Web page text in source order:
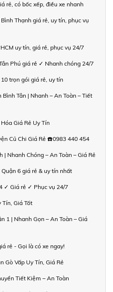
rẻ, có bốc xếp, điều xe nhanh
Thạnh giá rẻ, uy tín, phục vụ
uy tín, giá rẻ, phục vụ 24/7
Phú giá rẻ ✓ Nhanh chóng 24/7
trọn gói giá rẻ, uy tín
Tân | Nhanh – An Toàn – Tiết
Giá Rẻ Uy Tín
Củ Chi Giá Rẻ ☎️0983 440 454
| Nhanh Chóng – An Toàn – Giá Rẻ
6 giá rẻ & uy tín nhất
✓ Giá rẻ ✓ Phục vụ 24/7
Tín, Giá Tốt
1 | Nhanh Gọn – An Toàn – Giá
rẻ - Gọi là có xe ngay!
Gò Vấp Uy Tín, Giá Rẻ
Tiết Kiệm – An Toàn